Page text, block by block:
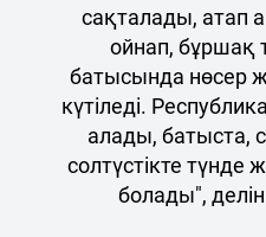
сақталады, атап
ойнап, бұршақ
батысында нөсер
күтіледі.
алады, батыста,
солтүстікте түнде
болады",